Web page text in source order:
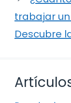
trabajar
Descubre